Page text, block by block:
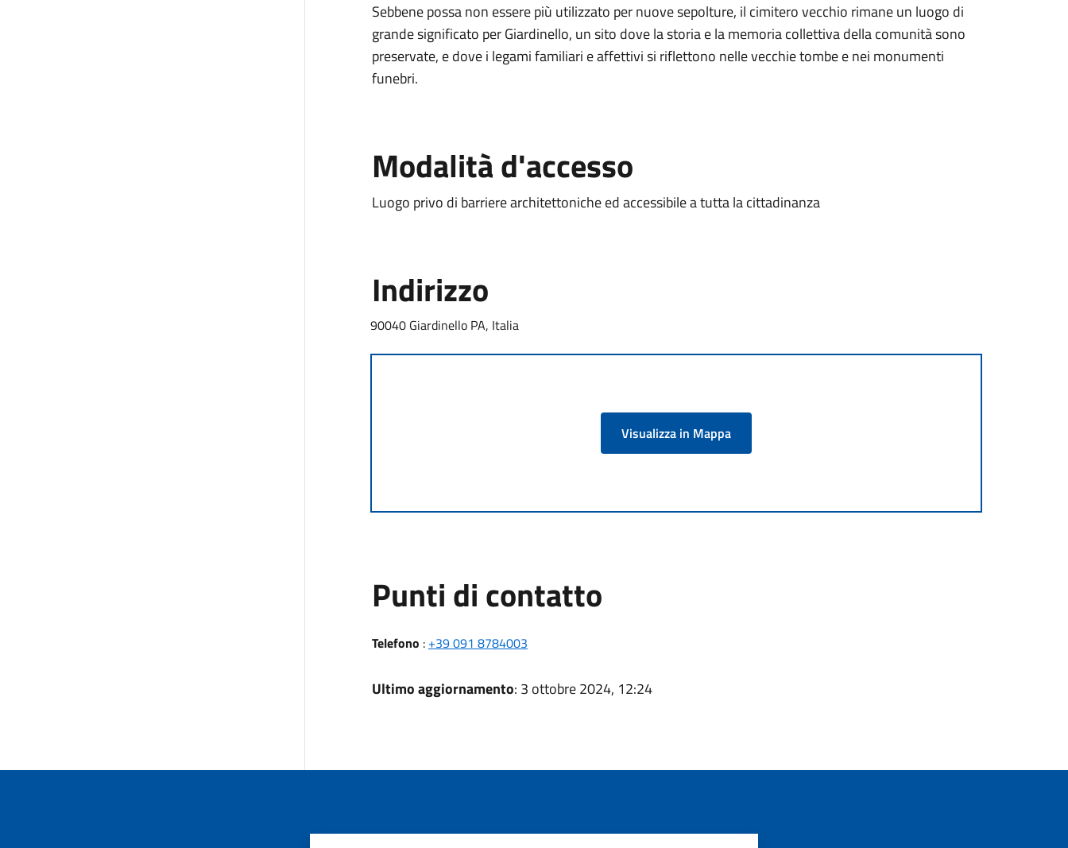
Sebbene possa non essere più utilizzato per nuove sepolture, il cimitero vecchio rimane un luogo di
grande significato per Giardinello, un sito dove la storia e la memoria collettiva della comunità sono
preservate, e dove i legami familiari e affettivi si riflettono nelle vecchie tombe e nei monumenti
funebri.
Modalità d'accesso
Luogo privo di barriere architettoniche ed accessibile a tutta la cittadinanza
Indirizzo
90040 Giardinello PA, Italia
Visualizza in Mappa
Punti di contatto
Telefono : +39 091 8784003
Ultimo aggiornamento: 3 ottobre 2024, 12:24